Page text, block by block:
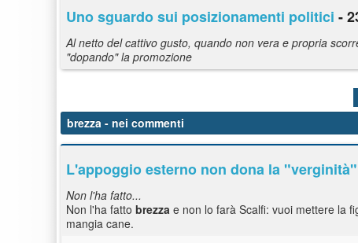
Uno sguardo sui posizionamenti politici -
Al netto del cattivo gusto, quando non vera e propria
"dopando" la promozione
brezza - nei commenti
L'appoggio esterno non dona la "verginità"
Non l'ha fatto...
Non l'ha fatto brezza e non lo farà Scalfi: vuoi mettere la
mangia cane.